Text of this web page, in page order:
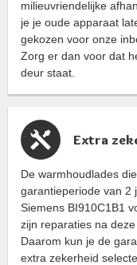
milieuvriendelijke
je je oude apparaat
gekozen voor onze
Zorg er dan voor dat
deur staat.
Extra
De warmhoudlades
garantieperiode van 2
Siemens BI910C1B1
zijn reparaties na
Daarom kun je de
extra zekerheid